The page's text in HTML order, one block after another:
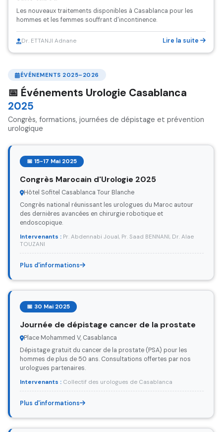
Les nouveaux traitements disponibles à Casablanca pour les
hommes et les femmes souffrant d'incontinence.
Dr. ETTANJI Adnane Lire la suite
ÉVÉNEMENTS 2025–2026
📅 Événements Urologie Casablanca
2025
Congrès, formations, journées de dépistage et prévention
urologique
📅 15-17 Mai 2025
Congrès Marocain d'Urologie 2025
Hôtel Sofitel Casablanca Tour Blanche
Congrès national réunissant les urologues du Maroc autour
des dernières avancées en chirurgie robotique et
endoscopique.
Intervenants : Pr. Abdennabi Joual, Pr. Saad BENNANI, Dr. Alae
TOUZANI
Plus d'informations
📅 30 Mai 2025
Journée de dépistage cancer de la prostate
Place Mohammed V, Casablanca
Dépistage gratuit du cancer de la prostate (PSA) pour les
hommes de plus de 50 ans. Consultations offertes par nos
urologues partenaires.
Intervenants : Collectif des urologues de Casablanca
Plus d'informations